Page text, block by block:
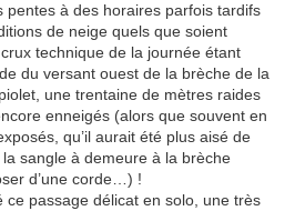
pentes à des horaires parfois tardifs
de neige quels que soient
crux technique de la journée étant
du versant ouest de la brèche de la
une trentaine de mètres raides
enneigés (alors que souvent en
qu’il aurait été plus aisé de
sangle à demeure à la brèche
d’une corde…) !
ce passage délicat en solo, une très